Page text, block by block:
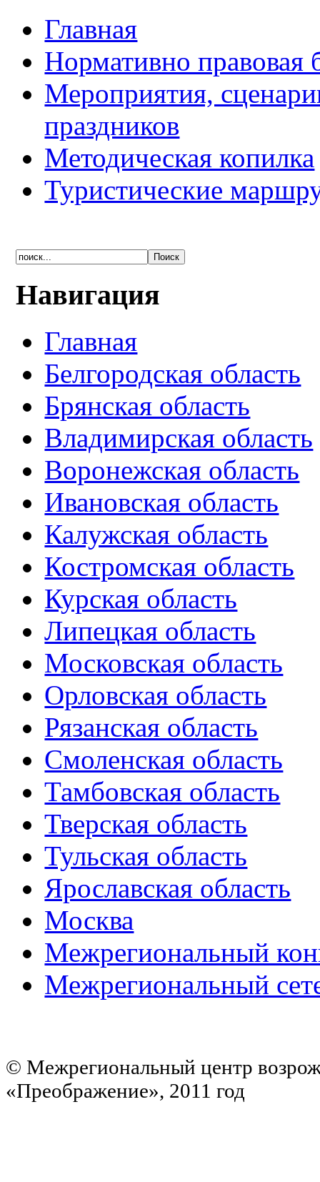
Главная
Нормативно правовая
Мероприятия,
праздников
Методическая копилка
Туристические
Навигация
Главная
Белгородская область
Брянская область
Владимирская область
Воронежская область
Ивановская область
Калужская область
Костромская область
Курская область
Липецкая область
Московская область
Орловская область
Рязанская область
Смоленская область
Тамбовская область
Тверская область
Тульская область
Ярославская область
Москва
Межрегиональный
Межрегиональный
© Межрегиональный центр
«Преображение», 2011 год